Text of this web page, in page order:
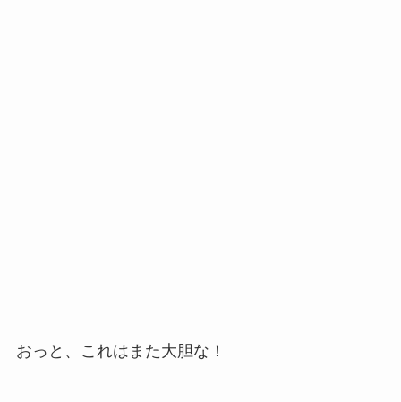
おっと、これはまた大胆な！